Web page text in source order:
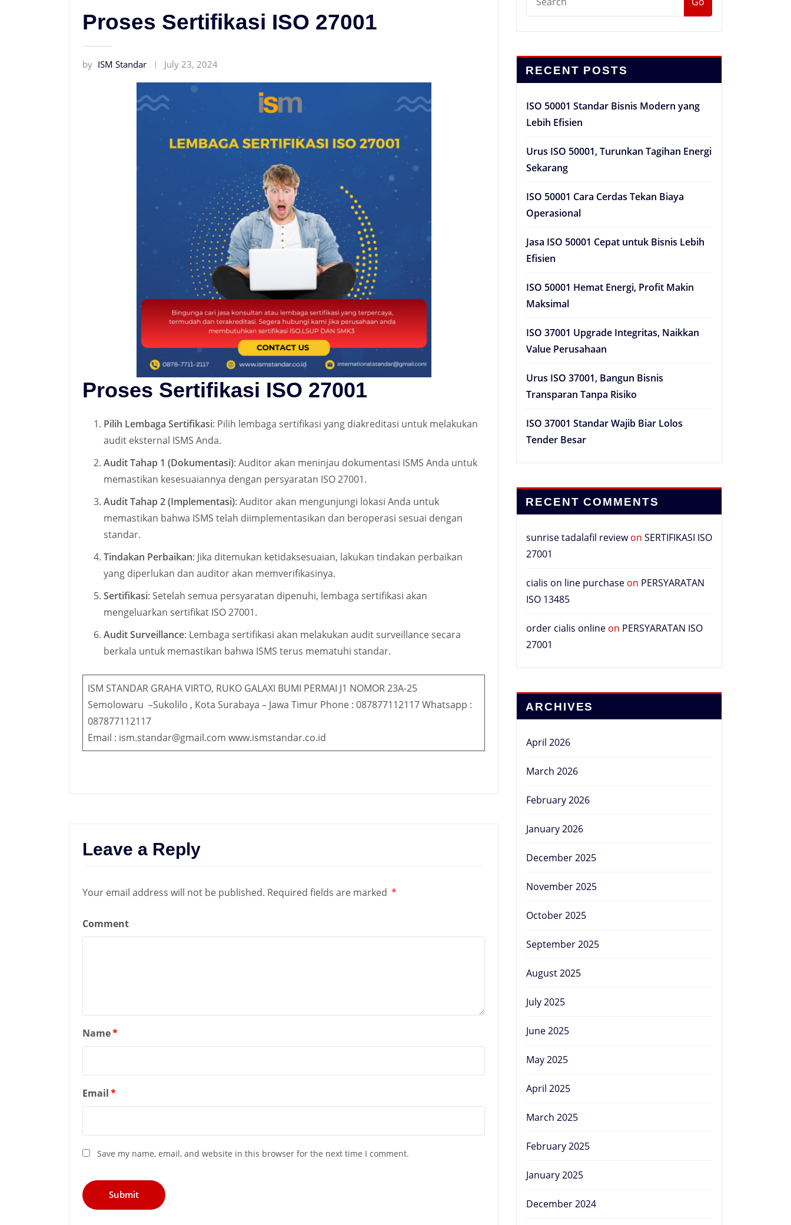
Proses Sertifikasi ISO 27001
by ISM Standar July 23, 2024
Proses Sertifikasi ISO 27001
Pilih Lembaga Sertifikasi: Pilih lembaga sertifikasi yang diakreditasi untuk melakukan
audit eksternal ISMS Anda.
Audit Tahap 1 (Dokumentasi): Auditor akan meninjau dokumentasi ISMS Anda untuk
memastikan kesesuaiannya dengan persyaratan ISO 27001.
Audit Tahap 2 (Implementasi): Auditor akan mengunjungi lokasi Anda untuk
memastikan bahwa ISMS telah diimplementasikan dan beroperasi sesuai dengan
standar.
Tindakan Perbaikan: Jika ditemukan ketidaksesuaian, lakukan tindakan perbaikan
yang diperlukan dan auditor akan memverifikasinya.
Sertifikasi: Setelah semua persyaratan dipenuhi, lembaga sertifikasi akan
mengeluarkan sertifikat ISO 27001.
Audit Surveillance: Lembaga sertifikasi akan melakukan audit surveillance secara
berkala untuk memastikan bahwa ISMS terus mematuhi standar.
ISM STANDAR GRAHA VIRTO, RUKO GALAXI BUMI PERMAI J1 NOMOR 23A-25
Semolowaru –Sukolilo , Kota Surabaya – Jawa Timur Phone : 087877112117 Whatsapp :
087877112117
Email : ism.standar@gmail.com www.ismstandar.co.id
Leave a Reply
Your email address will not be published. Required fields are marked *
Comment
Name*
Email*
Save my name, email, and website in this browser for the next time I comment.
RECENT POSTS
ISO 50001 Standar Bisnis Modern yang
Lebih Efisien
Urus ISO 50001, Turunkan Tagihan Energi
Sekarang
ISO 50001 Cara Cerdas Tekan Biaya
Operasional
Jasa ISO 50001 Cepat untuk Bisnis Lebih
Efisien
ISO 50001 Hemat Energi, Profit Makin
Maksimal
ISO 37001 Upgrade Integritas, Naikkan
Value Perusahaan
Urus ISO 37001, Bangun Bisnis
Transparan Tanpa Risiko
ISO 37001 Standar Wajib Biar Lolos
Tender Besar
RECENT COMMENTS
sunrise tadalafil reviewon SERTIFIKASI ISO
27001
cialis on line purchase on PERSYARATAN
ISO 13485
order cialis online on PERSYARATAN ISO
27001
ARCHIVES
April 2026
March 2026
February 2026
January 2026
December 2025
November 2025
October 2025
September 2025
August 2025
July 2025
June 2025
May 2025
April 2025
March 2025
February 2025
January 2025
December 2024